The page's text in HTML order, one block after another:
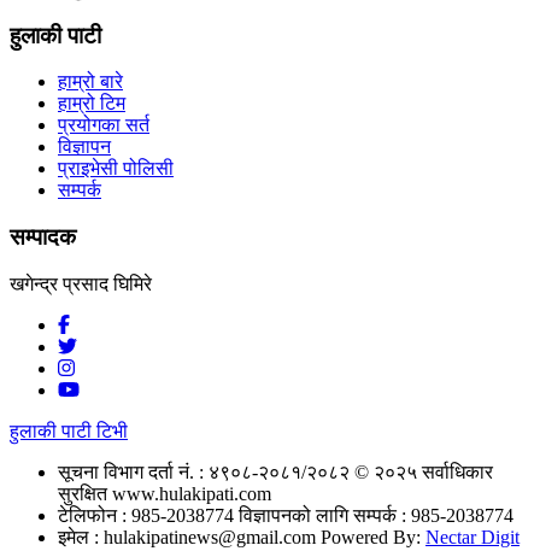
हुलाकी पाटी
हाम्रो बारे
हाम्रो टिम
प्रयोगका सर्त
विज्ञापन
प्राइभेसी पोलिसी
सम्पर्क
सम्पादक
खगेन्द्र प्रसाद घिमिरे
हुलाकी पाटी टिभी
सूचना विभाग दर्ता नं. : ४९०८-२०८१/२०८२ © २०२५ सर्वाधिकार
सुरक्षित www.hulakipati.com
टेलिफोन : 985-2038774विज्ञापनको लागि सम्पर्क : 985-2038774
इमेल : hulakipatinews@gmail.com Powered By: Nectar Digit